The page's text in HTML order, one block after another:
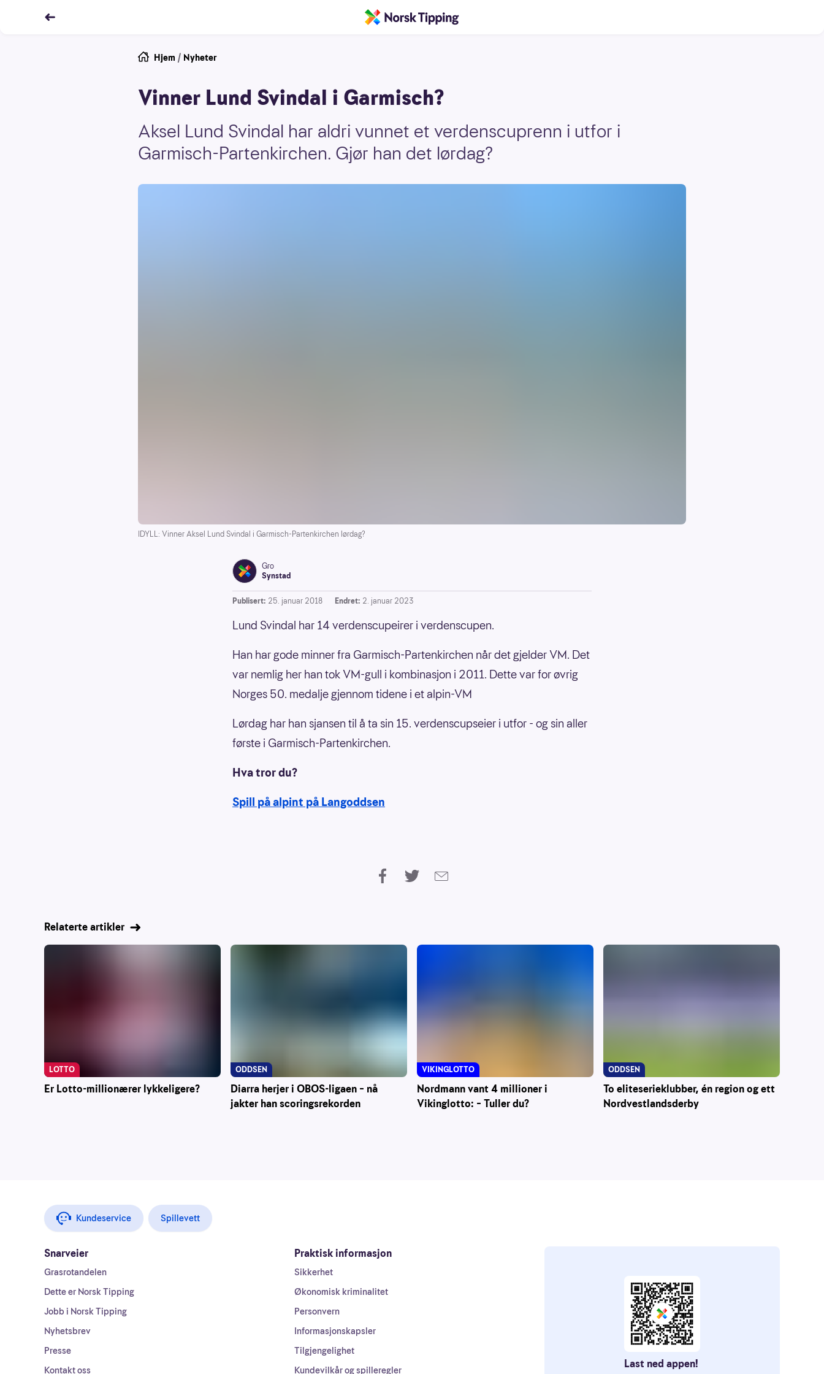
Hjem / Nyheter
Vinner Lund Svindal i Garmisch?
Aksel Lund Svindal har aldri vunnet et verdenscuprenn i utfor i
Garmisch-Partenkirchen. Gjør han det lørdag?
IDYLL: Vinner Aksel Lund Svindal i Garmisch-Partenkirchen lørdag?
Gro
Synstad
Publisert: 25. januar 2018 Endret: 2. januar 2023
Lund Svindal har 14 verdenscupeirer i verdenscupen.
Han har gode minner fra Garmisch-Partenkirchen når det gjelder VM. Det
var nemlig her han tok VM-gull i kombinasjon i 2011. Dette var for øvrig
Norges 50. medalje gjennom tidene i et alpin-VM
Lørdag har han sjansen til å ta sin 15. verdenscupseier i utfor - og sin aller
første i Garmisch-Partenkirchen.
Hva tror du?
Spill på alpint på Langoddsen
Relaterte artikler
Er Lotto-millionærer lykkeligere?
LOTTO
Diarra herjer i OBOS-ligaen – nå
jakter han scoringsrekorden
ODDSEN
Nordmann vant 4 millioner i
Vikinglotto: – Tuller du?
VIKINGLOTTO
To eliteserieklubber, én region og ett
Nordvestlandsderby
ODDSEN
Kundeservice Spillevett
Snarveier
Grasrotandelen
Dette er Norsk Tipping
Jobb i Norsk Tipping
Nyhetsbrev
Presse
Kontakt oss
Praktisk informasjon
Sikkerhet
Økonomisk kriminalitet
Personvern
Informasjonskapsler
Tilgjengelighet
Kundevilkår og spilleregler
Last ned appen!